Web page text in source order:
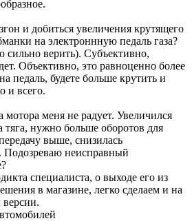
и добиться увеличения крутящего
на электроннную педаль газа?
сильно верить). Субъективно,
Объективно, это равноценно более
педаль, будете больше крутить и
и всего.
мотора меня не радует. Увеличился
тяга, нужно больше оборотов для
выше, снизилась
Подозреваю неисправный
специалиста, о выходе его из
в магазине, легко сделаем и на
версии.